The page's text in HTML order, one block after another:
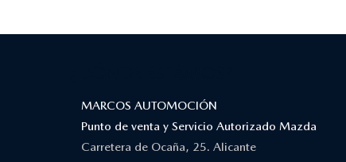
MARCOS AUTOMOCIÓN
Punto de venta y Servicio Autorizado Mazda
Carretera de Ocaña, 25. Alicante